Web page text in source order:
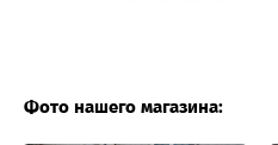
Фото нашего магазина: